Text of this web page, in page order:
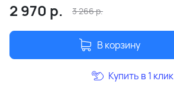
2 970 р. 3 266р.
В корзину
Купить в 1 клик